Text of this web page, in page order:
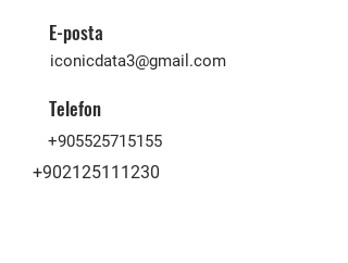
E-posta
iconicdata3@gmail.com
Telefon
+905525715155
+902125111230